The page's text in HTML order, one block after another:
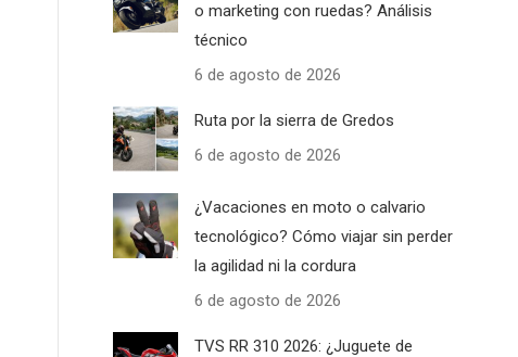
o marketing con ruedas? Análisis
técnico
6 de agosto de 2026
Ruta por la sierra de Gredos
6 de agosto de 2026
¿Vacaciones en moto o calvario
tecnológico? Cómo viajar sin perder
la agilidad ni la cordura
6 de agosto de 2026
TVS RR 310 2026: ¿Juguete de